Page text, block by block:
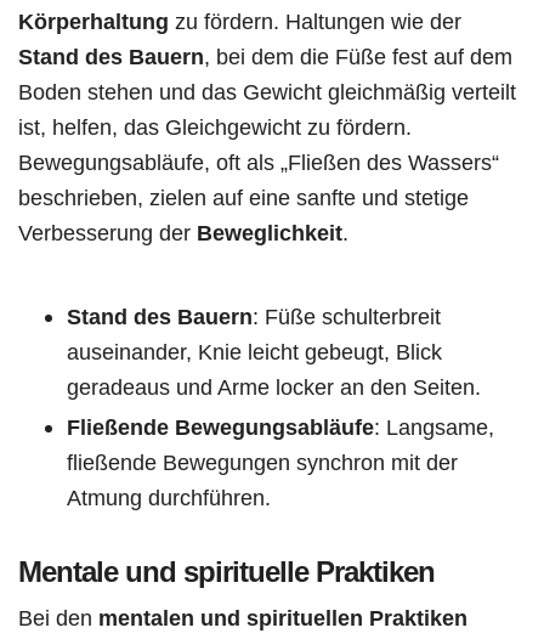
Körperhaltung zu fördern. Haltungen wie der
Stand des Bauern, bei dem die Füße fest auf dem
Boden stehen und das Gewicht gleichmäßig verteilt
ist, helfen, das Gleichgewicht zu fördern.
Bewegungsabläufe, oft als „Fließen des Wassers“
beschrieben, zielen auf eine sanfte und stetige
Verbesserung der Beweglichkeit.
Stand des Bauern: Füße schulterbreit
auseinander, Knie leicht gebeugt, Blick
geradeaus und Arme locker an den Seiten.
Fließende Bewegungsabläufe: Langsame,
fließende Bewegungen synchron mit der
Atmung durchführen.
Mentale und spirituelle Praktiken
Bei den mentalen und spirituellen Praktiken